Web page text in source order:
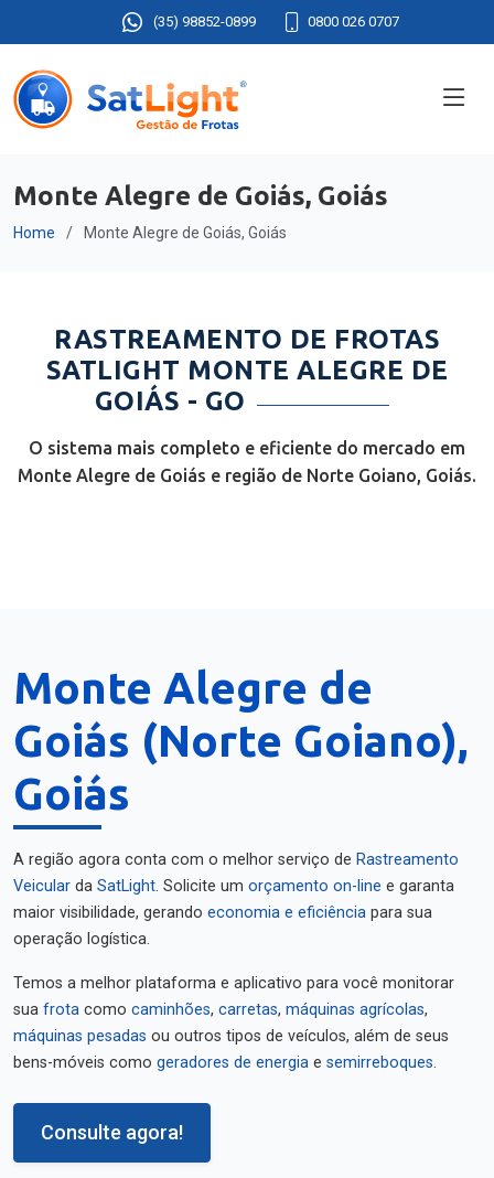
(35) 98852-0899 0800 026 0707
Monte Alegre de Goiás, Goiás
Home Monte Alegre de Goiás, Goiás
RASTREAMENTO DE FROTAS
SATLIGHT MONTE ALEGRE DE
GOIÁS - GO
O sistema mais completo e eficiente do mercado em
Monte Alegre de Goiás e região de Norte Goiano, Goiás.
Monte Alegre de
Goiás (Norte Goiano),
Goiás
A região agora conta com o melhor serviço de Rastreamento
Veicular da SatLight. Solicite um orçamento on-line e garanta
maior visibilidade, gerando economia e eficiência para sua
operação logística.
Temos a melhor plataforma e aplicativo para você monitorar
sua frota como caminhões, carretas, máquinas agrícolas,
máquinas pesadas ou outros tipos de veículos, além de seus
bens-móveis como geradores de energia e semirreboques.
Consulte agora!